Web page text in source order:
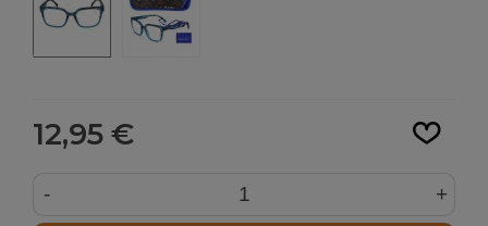
12,95 €
- +